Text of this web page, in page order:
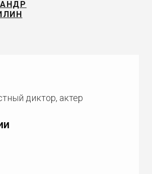
диктор, актер